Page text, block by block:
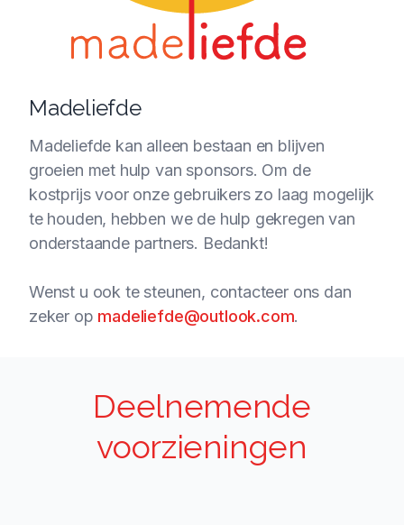
Madeliefde
Madeliefde kan alleen bestaan en blijven
groeien met hulp van sponsors. Om de
kostprijs voor onze gebruikers zo laag mogelijk
te houden, hebben we de hulp gekregen van
onderstaande partners. Bedankt!
Wenst u ook te steunen, contacteer ons dan
zeker op madeliefde@outlook.com.
Deelnemende
voorzieningen